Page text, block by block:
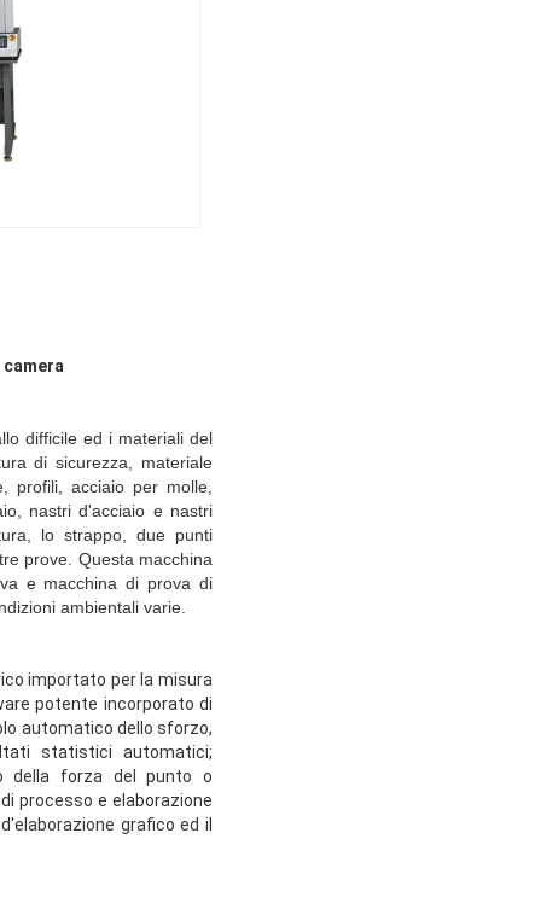
difficile ed i materiali del
di sicurezza, materiale
profili, acciaio per molle,
nastri d'acciaio e nastri
lo strappo, due punti
prove. Questa macchina
e macchina di prova di
ambientali varie.
importato per la misura
potente incorporato di
automatico dello sforzo,
statistici automatici;
della forza del punto o
processo e elaborazione
grafico ed il